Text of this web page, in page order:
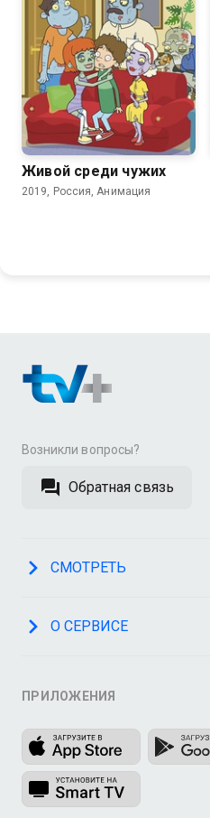
Живой среди чужих
2019, Россия, Анимация
Возникли вопросы?
Обратная связь
СМОТРЕТЬ
О СЕРВИСЕ
ПРИЛОЖЕНИЯ